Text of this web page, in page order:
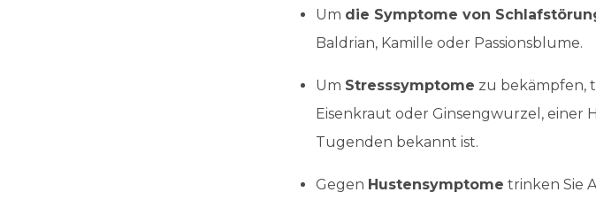
Um die Symptome von
Baldrian, Kamille oder Passionsblume.
Um Stresssymptome zu bekämpfen,
Eisenkraut oder Ginsengwurzel, einer
Tugenden bekannt ist.
Gegen Hustensymptome trinken Sie